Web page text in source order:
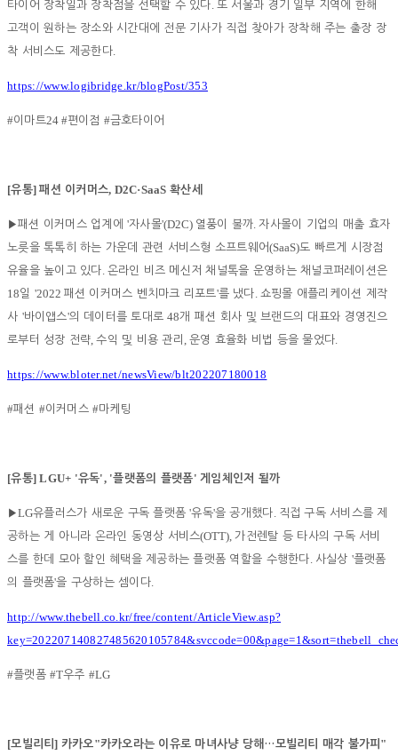
타이어 장착일과 장착점을 선택할 수 있다. 또 서울과 경기 일부 지역에 한해
고객이 원하는 장소와 시간대에 전문 기사가 직접 찾아가 장착해 주는 출장 장
착 서비스도 제공한다.
https://www.logibridge.kr/blogPost/353
#이마트24 #편이점 #금호타이어
[유통]패션 이커머스, D2C·SaaS확산세
▶패션 이커머스 업계에'자사몰'(D2C) 열풍이 불까.자사몰이 기업의 매출 효자
노릇을 톡톡히 하는 가운데 관련 서비스형 소프트웨어(SaaS)도 빠르게 시장점
유율을 높이고 있다. 온라인 비즈 메신저 채널톡을 운영하는 채널코퍼레이션은
18일 '2022 패션 이커머스 벤치마크 리포트'를 냈다. 쇼핑몰 애플리케이션 제작
사 '바이앱스'의 데이터를 토대로48개 패션 회사 및 브랜드의 대표와 경영진으
로부터 성장 전략,수익 및 비용 관리 , 운영 효율화 비법 등을 물었다.
https://www.bloter.net/newsView/blt202207180018
#패션 #이커머스#마케팅
[유통] LGU+ '유독', '플랫폼의 플랫폼'게임체인저 될까
▶LG유플러스가 새로운 구독 플랫폼'유독'을 공개했다. 직접 구독 서비스를 제
공하는 게 아니라 온라인 동영상 서비스(OTT), 가전렌탈 등 타사의 구독 서비
스를 한데 모아 할인 혜택을 제공하는 플랫폼 역할을 수행한다. 사실상 '플랫폼
의 플랫폼'을 구상하는 셈이다.
http://www.thebell.co.kr/free/content/ArticleView.asp?
#플랫폼#T우주 #LG
[모빌리티] 카카오"카카오라는 이유로 마녀사냥 당해 …모빌리티 매각 불가피 "